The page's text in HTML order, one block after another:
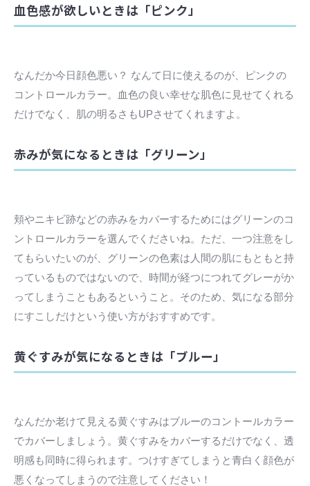
血色感が欲しいときは「ピンク」
なんだか今日顔色悪い？ なんて日に使えるのが、ピンクの
コントロールカラー。血色の良い幸せな肌色に見せてくれる
だけでなく、肌の明るさもUPさせてくれますよ。
赤みが気になるときは「グリーン」
頬やニキビ跡などの赤みをカバーするためにはグリーンのコ
ントロールカラーを選んでくださいね。ただ、一つ注意をし
てもらいたいのが、グリーンの色素は人間の肌にもともと持
っているものではないので、時間が経つにつれてグレーがか
ってしまうこともあるということ。そのため、気になる部分
にすこしだけという使い方がおすすめです。
黄ぐすみが気になるときは「ブルー」
なんだか老けて見える黄ぐすみはブルーのコントールカラー
でカバーしましょう。黄ぐすみをカバーするだけでなく、透
明感も同時に得られます。つけすぎてしまうと青白く顔色が
悪くなってしまうので注意してください！